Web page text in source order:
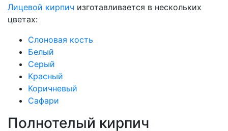
Лицевой кирпич изготавливается в нескольких
цветах:
Слоновая кость
Белый
Серый
Красный
Коричневый
Сафари
Полнотелый кирпич